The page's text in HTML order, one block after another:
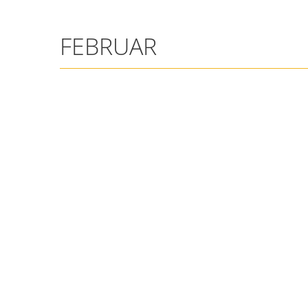
FEBRUARFEBRUAR